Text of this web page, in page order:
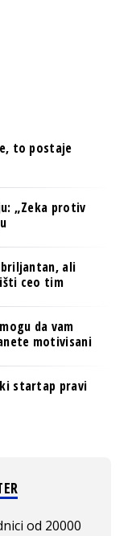
to postaje
„Zeka protiv
ali
ceo tim
da vam
motivisani
startap pravi
od 20000